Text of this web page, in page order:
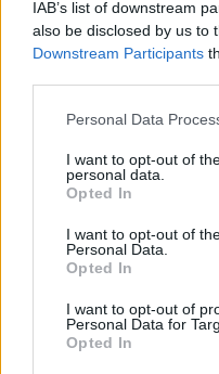
IAB’s list of downstream
also be disclosed by us to
Downstream Participants
Please note that this
not limited to your visit or
grant or deny consent to
use your data for below
consent section.
Personal Data
I want to opt-out of
personal data.
Opted In
I want to opt-out of
Personal Data.
Opted In
I want to opt-out of
Personal Data for
Opted In